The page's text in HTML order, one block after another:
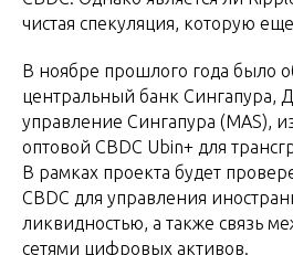
чистая спекуляция, которую
В ноябре прошлого года было
центральный банк Сингапура,
управление Сингапура (MAS),
оптовой CBDC Ubin+ для
В рамках проекта будет
CBDC для управления
ликвидностью, а также связь
сетями цифровых активов.